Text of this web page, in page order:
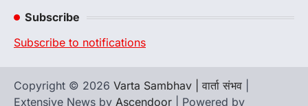
Subscribe
Subscribe to notifications
Copyright © 2026 Varta Sambhav | वार्ता संभव
Extensive News by Ascendoor | Powered by